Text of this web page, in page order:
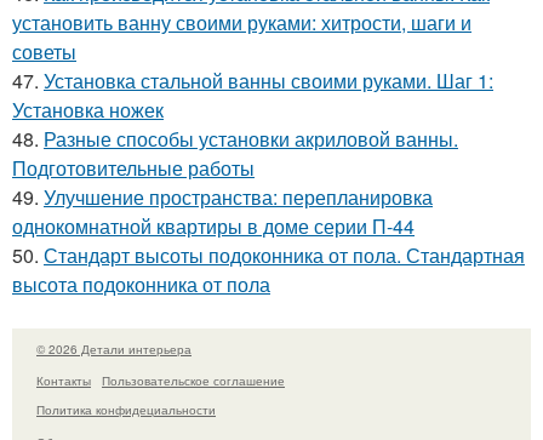
установить ванну своими руками: хитрости, шаги и
советы
47. Установка стальной ванны своими руками. Шаг 1:
Установка ножек
48. Разные способы установки акриловой ванны.
Подготовительные работы
49. Улучшение пространства: перепланировка
однокомнатной квартиры в доме серии П-44
50. Стандарт высоты подоконника от пола. Стандартная
высота подоконника от пола
© 2026 Детали интерьера
Контакты
Пользовательское соглашение
Политика конфидециальности